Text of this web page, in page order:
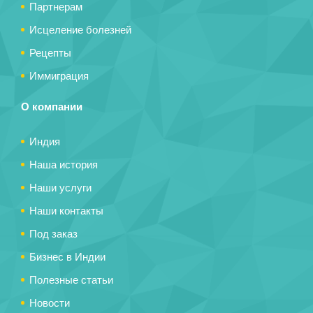
Партнерам
Исцеление болезней
Рецепты
Иммиграция
О компании
Индия
Наша история
Наши услуги
Наши контакты
Под заказ
Бизнес в Индии
Полезные статьи
Новости